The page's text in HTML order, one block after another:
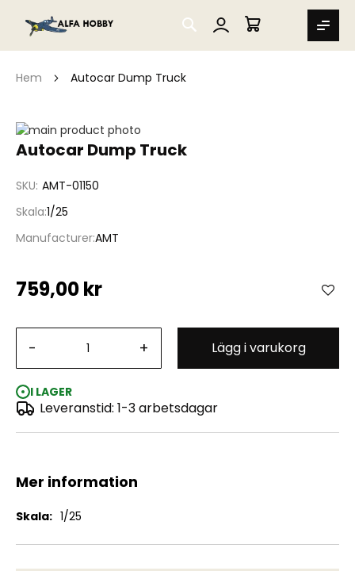
SEARCH
MIN VARUKORG
Hem Autocar Dump Truck
Autocar Dump Truck
SKU AMT-01150
Skala 1/25
ManufacturerAMT
759,00 kr
- + Lägg i varukorg
I LAGER
Leveranstid: 1-3 arbetsdagar
Hoppa
till
bildgalleriet
Hoppa
av
bildgalleriet
Mer information
Mer
1/25